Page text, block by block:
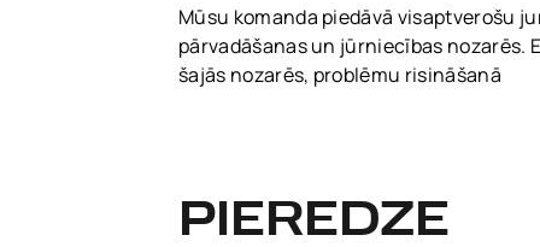
Mūsu komanda piedāvā visaptverošu
pārvadāšanas un jūrniecības nozarēs.
šajās nozarēs, problēmu risināšanā
PIEREDZE